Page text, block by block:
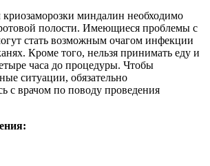
миндалин необходимо
полости. Имеющиеся проблемы с
стать возможным очагом инфекции
Кроме того, нельзя принимать еду и
часа до процедуры. Чтобы
ситуации, обязательно
с врачом по поводу проведения